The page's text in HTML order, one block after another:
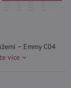
– Emmy C04
více